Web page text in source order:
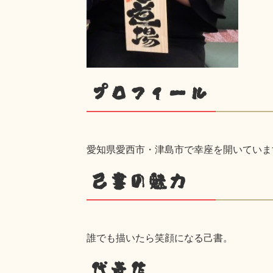
プロフィール
愛知県愛西市・津島市で幸座を開いてい
己書の魅力
誰でも描いたら笑顔になる己書。